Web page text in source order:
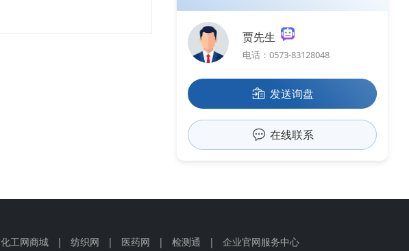
贾先生
电话：0573-83128048
发送询盘
在线联系
化工网商城 | 纺织网 | 医药网 | 检测通 | 企业官网服务中心